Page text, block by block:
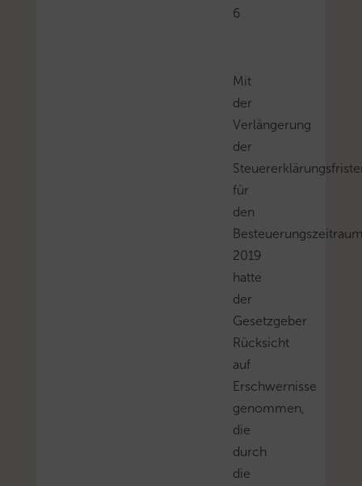
6
Mit
der
Verlängerung
der
für
den
2019
hatte
der
Gesetzgeber
Rücksicht
auf
Erschwernisse
genommen,
die
durch
die